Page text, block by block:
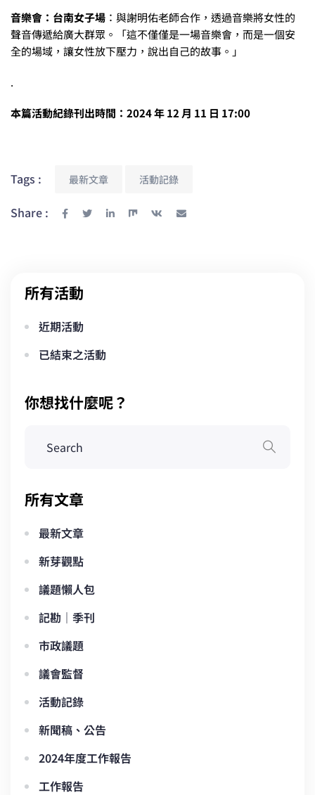
音樂會：台南女子場 ：與謝明佑老師合作，透過音樂將女性的
聲音傳遞給廣大群眾。「這不僅僅是一場音樂會，而是一個安
全的場域，讓女性放下壓力，說出自己的故事。」
.
本篇活動紀錄刊出時間：2024 年 12 月 11 日 17:00
Tags : 最新文章 活動記錄
Share :
所有活動
近期活動
已結束之活動
你想找什麼呢？
所有文章
最新文章
新芽觀點
議題懶人包
記勘｜季刊
市政議題
議會監督
活動記錄
新聞稿、公告
2024年度工作報告
工作報告